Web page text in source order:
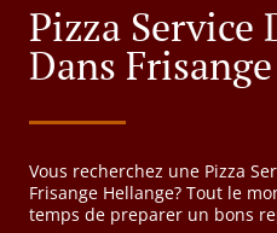
Pizza Service
Dans
Vous recherchez une Pizza
Frisange Hellange? Tout le
temps de preparer un bons